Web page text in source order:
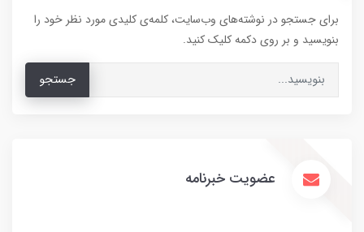
برای جستجو در نوشته‌های وب‌سایت، کلمه‌ی کلیدی مورد نظر خود را
بنویسید و بر روی دکمه کلیک کنید.
جستجو
عضویت خبرنامه